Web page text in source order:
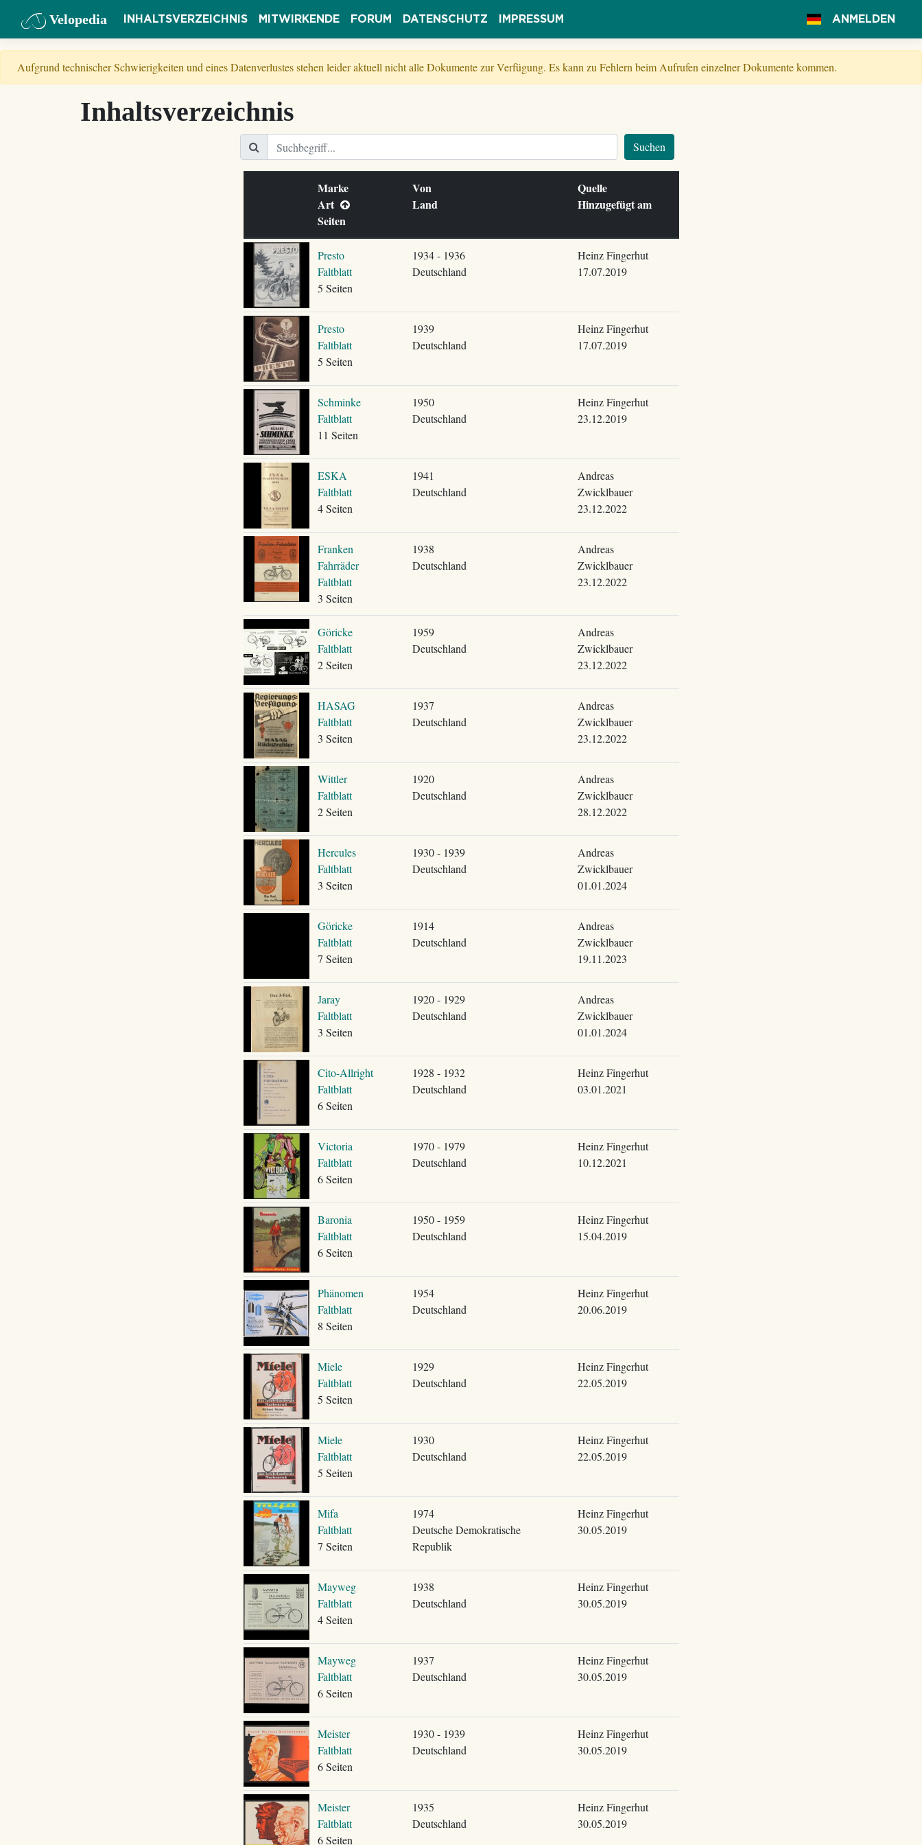
Velopedia INHALTSVERZEICHNIS MITWIRKENDE FORUM DATENSCHUTZ IMPRESSUM ANMELDEN
Aufgrund technischer Schwierigkeiten und eines Datenverlustes stehen leider aktuell nicht alle Dokumente zur Verfügung. Es kann zu Fehlern beim Aufrufen einzelner Dokumente kommen.
Inhaltsverzeichnis
Suchen
Marke
Art
Seiten
Von
Land
Quelle
Hinzugefügt am
Presto
Faltblatt
5 Seiten
1934 - 1936
Deutschland
Heinz Fingerhut
17.07.2019
Presto
Faltblatt
5 Seiten
1939
Deutschland
Heinz Fingerhut
17.07.2019
Schminke
Faltblatt
11 Seiten
1950
Deutschland
Heinz Fingerhut
23.12.2019
ESKA
Faltblatt
4 Seiten
1941
Deutschland
Andreas
Zwicklbauer
23.12.2022
Franken
Fahrräder
Faltblatt
3 Seiten
1938
Deutschland
Andreas
Zwicklbauer
23.12.2022
Göricke
Faltblatt
2 Seiten
1959
Deutschland
Andreas
Zwicklbauer
23.12.2022
HASAG
Faltblatt
3 Seiten
1937
Deutschland
Andreas
Zwicklbauer
23.12.2022
Wittler
Faltblatt
2 Seiten
1920
Deutschland
Andreas
Zwicklbauer
28.12.2022
Hercules
Faltblatt
3 Seiten
1930 - 1939
Deutschland
Andreas
Zwicklbauer
01.01.2024
Göricke
Faltblatt
7 Seiten
1914
Deutschland
Andreas
Zwicklbauer
19.11.2023
Jaray
Faltblatt
3 Seiten
1920 - 1929
Deutschland
Andreas
Zwicklbauer
01.01.2024
Cito-Allright
Faltblatt
6 Seiten
1928 - 1932
Deutschland
Heinz Fingerhut
03.01.2021
Victoria
Faltblatt
6 Seiten
1970 - 1979
Deutschland
Heinz Fingerhut
10.12.2021
Baronia
Faltblatt
6 Seiten
1950 - 1959
Deutschland
Heinz Fingerhut
15.04.2019
Phänomen
Faltblatt
8 Seiten
1954
Deutschland
Heinz Fingerhut
20.06.2019
Miele
Faltblatt
5 Seiten
1929
Deutschland
Heinz Fingerhut
22.05.2019
Miele
Faltblatt
5 Seiten
1930
Deutschland
Heinz Fingerhut
22.05.2019
Mifa
Faltblatt
7 Seiten
1974
Deutsche Demokratische
Republik
Heinz Fingerhut
30.05.2019
Mayweg
Faltblatt
4 Seiten
1938
Deutschland
Heinz Fingerhut
30.05.2019
Mayweg
Faltblatt
6 Seiten
1937
Deutschland
Heinz Fingerhut
30.05.2019
Meister
Faltblatt
6 Seiten
1930 - 1939
Deutschland
Heinz Fingerhut
30.05.2019
Meister
Faltblatt
6 Seiten
1935
Deutschland
Heinz Fingerhut
30.05.2019